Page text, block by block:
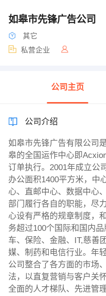
如皋市先锋广告公司
其它
私营企业
公司主页
公司介绍
如皋市先锋广告有限公司
皋的全国运作中心即
订单执行。2001年成立公
办公面积1400平方米，中
心、直邮中心、数据中心
部门履行各自的职能，尽
心设有严格的规章制度，
务超过100个国际和国内
车、保险、金融、IT,慈善
媒、制药和电信行业。年
公司整合了各方面的市场
法，以直复营销与客户关
全面的人才梯队、先进管